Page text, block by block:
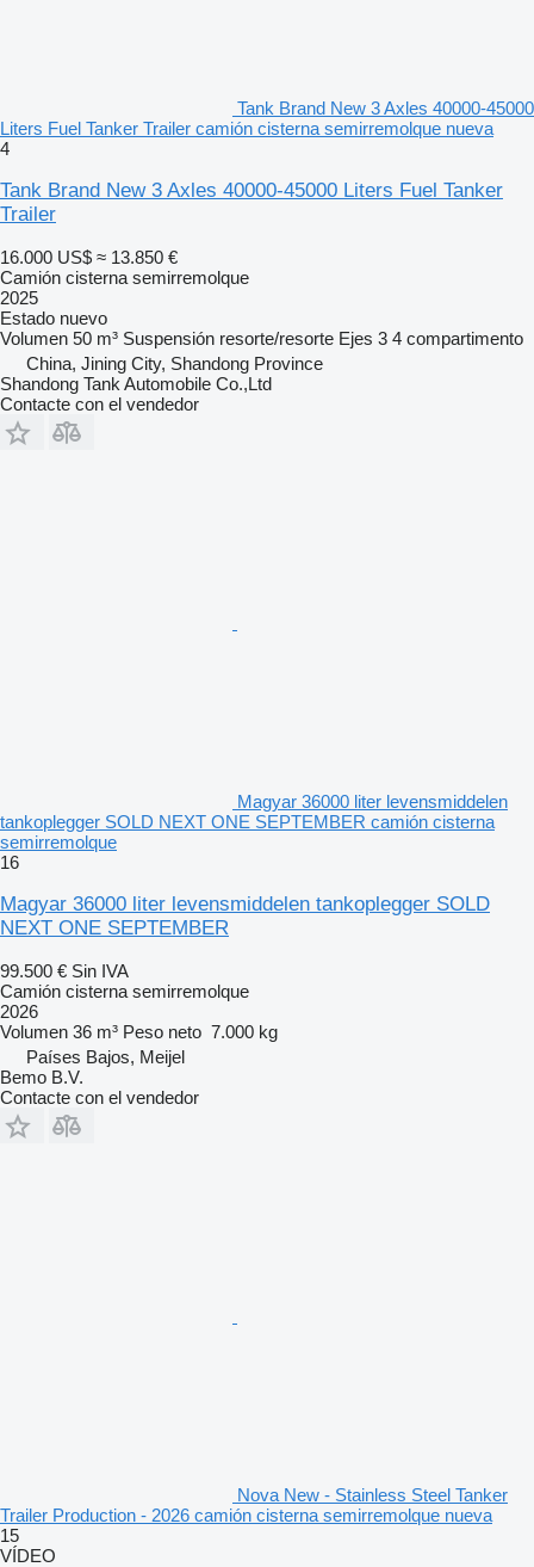
Tank Brand New 3 Axles 40000-45000
Liters Fuel Tanker Trailer camión cisterna semirremolque nueva
4
Tank Brand New 3 Axles 40000-45000 Liters Fuel Tanker
Trailer
16.000 US$ ≈ 13.850 €
Camión cisterna semirremolque
2025
Estado nuevo
Volumen 50 m³ Suspensión resorte/resorte Ejes 3 4 compartimento
China, Jining City, Shandong Province
Shandong Tank Automobile Co.,Ltd
Contacte con el vendedor
Magyar 36000 liter levensmiddelen
tankoplegger SOLD NEXT ONE SEPTEMBER camión cisterna
semirremolque
16
Magyar 36000 liter levensmiddelen tankoplegger SOLD
NEXT ONE SEPTEMBER
99.500 € Sin IVA
Camión cisterna semirremolque
2026
Volumen 36 m³ Peso neto 7.000 kg
Países Bajos, Meijel
Bemo B.V.
Contacte con el vendedor
Nova New - Stainless Steel Tanker
Trailer Production - 2026 camión cisterna semirremolque nueva
15
VÍDEO